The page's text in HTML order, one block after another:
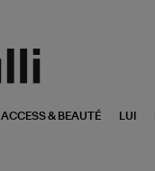
ACCESS & BEAUTÉ LUI